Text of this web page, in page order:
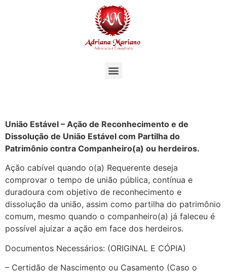
União Estável – Ação de Reconhecimento e de
Dissolução de União Estável com Partilha do
Patrimônio contra Companheiro(a) ou herdeiros.
Ação cabível quando o(a) Requerente deseja
comprovar o tempo de união pública, contínua e
duradoura com objetivo de reconhecimento e
dissolução da união, assim como partilha do patrimônio
comum, mesmo quando o companheiro(a) já faleceu é
possível ajuizar a ação em face dos herdeiros.
Documentos Necessários: (ORIGINAL E CÓPIA)
– Certidão de Nascimento ou Casamento (Caso o